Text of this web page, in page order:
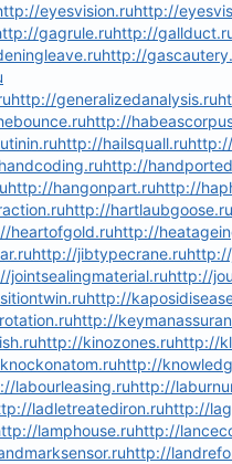
eyesvision.ruhttp://
gagrule.ruhttp://
http://
http://generalizedanalysis.ru
http://
http://hailsquall.ru
http://
http://hangonpart.ruhttp://
http://hartlaubgoose.ru
heartofgold.ruhttp://
http://jibtypecrane.ru
jointsealingmaterial.ruhttp://
http://
http://
http://kinozones.ruhttp://
http://
labourleasing.ruhttp://
ladletreatediron.ruhttp://
lamphouse.ruhttp://
http://